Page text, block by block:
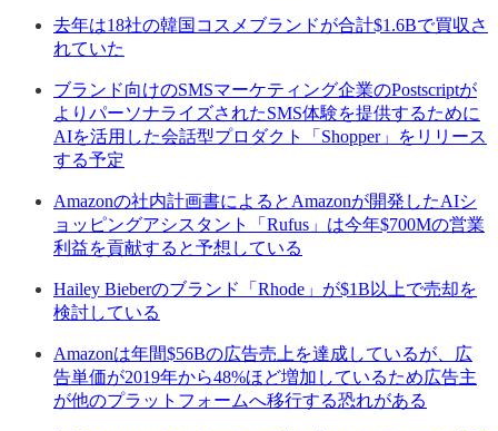
去年は18社の韓国コスメブランドが合計$1.6Bで買収さ
れていた
ブランド向けのSMSマーケティング企業のPostscriptが
よりパーソナライズされたSMS体験を提供するために
AIを活用した会話型プロダクト「Shopper」をリリース
する予定
Amazonの社内計画書によるとAmazonが開発したAIシ
ョッピングアシスタント「Rufus」は今年$700Mの営業
利益を貢献すると予想している
Hailey Bieberのブランド「Rhode」が$1B以上で売却を
検討している
Amazonは年間$56Bの広告売上を達成しているが、広
告単価が2019年から48%ほど増加しているため広告主
が他のプラットフォームへ移行する恐れがある